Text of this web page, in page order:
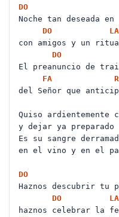
DO
Noche tan deseada
DO
LA
con amigos y un
DO
El preanuncio de
FA
del Señor que
Quiso
y dejar ya
Es su sangre
en el vino y en el
DO
Haznos descubrir tu
DO
LA
haznos celebrar la fe